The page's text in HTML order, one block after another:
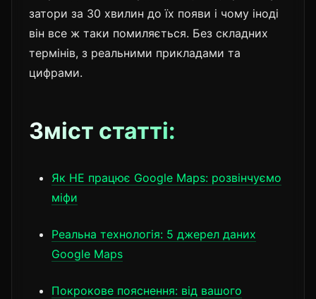
затори за 30 хвилин до їх появи і чому іноді
він все ж таки помиляється. Без складних
термінів, з реальними прикладами та
цифрами.
Зміст статті:
Як НЕ працює Google Maps: розвінчуємо
міфи
Реальна технологія: 5 джерел даних
Google Maps
Покрокове пояснення: від вашого